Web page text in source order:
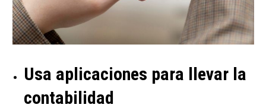
Usa aplicaciones para llevar la
contabilidad